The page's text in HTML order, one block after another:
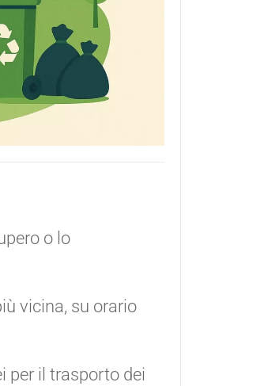
o lo
vicina, su orario
per il trasporto dei